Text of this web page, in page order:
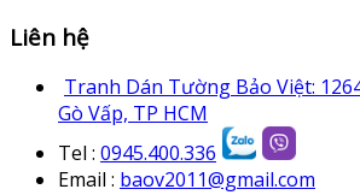
Liên hệ
Tranh Dán Tường Bảo Việt:
Gò Vấp, TP HCM
Tel : 0945.400.336
Email : baov2011@gmail.com